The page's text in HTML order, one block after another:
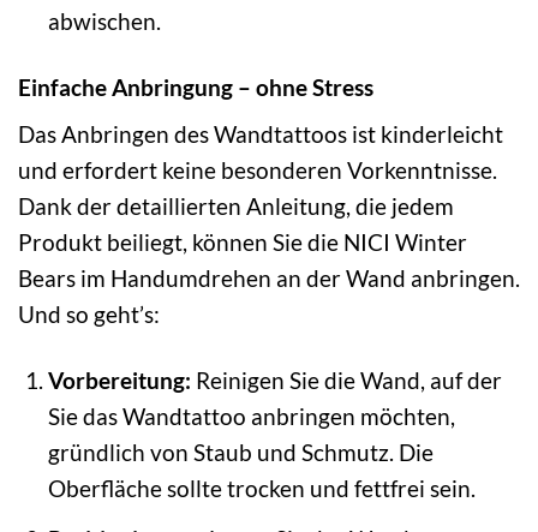
abwischen.
Einfache Anbringung – ohne Stress
Das Anbringen des Wandtattoos ist kinderleicht
und erfordert keine besonderen Vorkenntnisse.
Dank der detaillierten Anleitung, die jedem
Produkt beiliegt, können Sie die NICI Winter
Bears im Handumdrehen an der Wand anbringen.
Und so geht’s:
Vorbereitung: Reinigen Sie die Wand, auf der
Sie das Wandtattoo anbringen möchten,
gründlich von Staub und Schmutz. Die
Oberfläche sollte trocken und fettfrei sein.